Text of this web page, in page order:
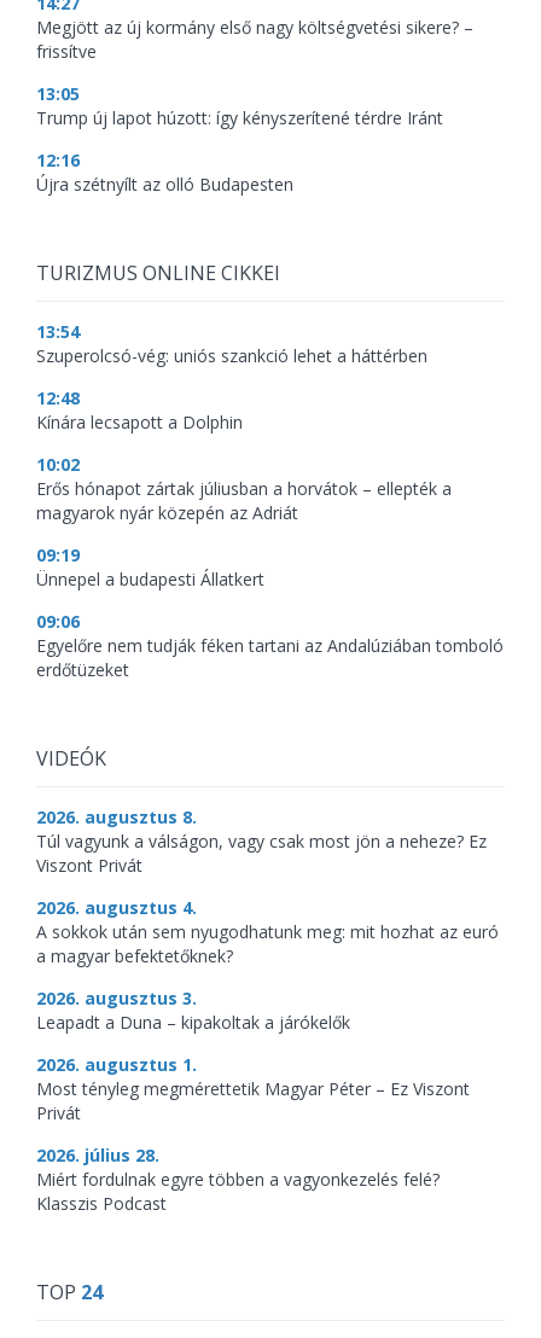
Megjött az új kormány első nagy költségvetési sikere? –
frissítve
13:05
Trump új lapot húzott: így kényszerítené térdre Iránt
12:16
Újra szétnyílt az olló Budapesten
TURIZMUS ONLINE CIKKEI
13:54
Szuperolcsó-vég: uniós szankció lehet a háttérben
12:48
Kínára lecsapott a Dolphin
10:02
Erős hónapot zártak júliusban a horvátok – ellepték a
magyarok nyár közepén az Adriát
09:19
Ünnepel a budapesti Állatkert
09:06
Egyelőre nem tudják féken tartani az Andalúziában tomboló
erdőtüzeket
VIDEÓK
2026. augusztus 8.
Túl vagyunk a válságon, vagy csak most jön a neheze? Ez
Viszont Privát
2026. augusztus 4.
A sokkok után sem nyugodhatunk meg: mit hozhat az euró
a magyar befektetőknek?
2026. augusztus 3.
Leapadt a Duna – kipakoltak a járókelők
2026. augusztus 1.
Most tényleg megmérettetik Magyar Péter – Ez Viszont
Privát
2026. július 28.
Miért fordulnak egyre többen a vagyonkezelés felé?
Klasszis Podcast
TOP 24